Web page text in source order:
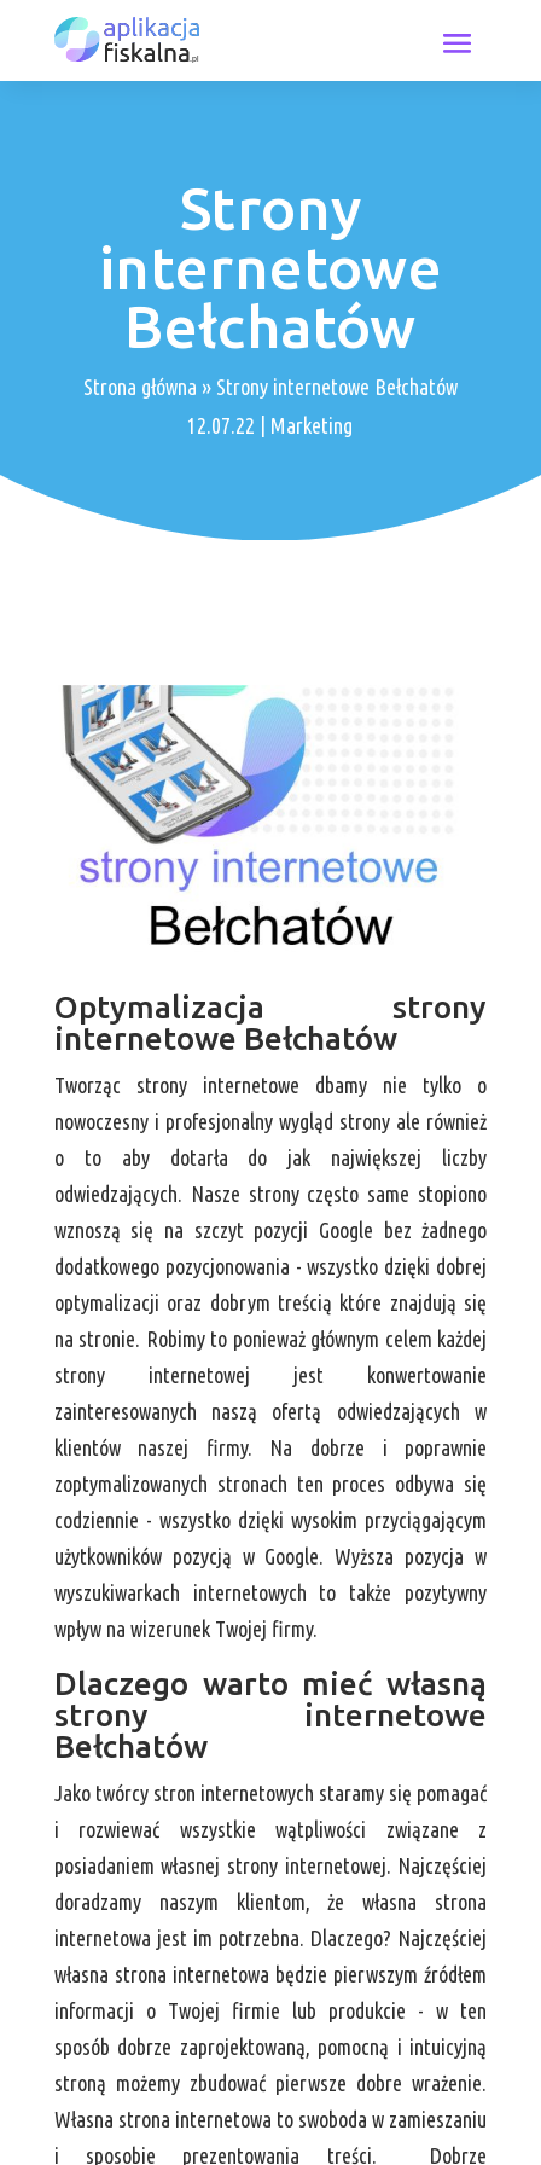
Strony
internetowe
Bełchatów
Strona główna » Strony internetowe Bełchatów
12.07.22
Marketing
Optymalizacja strony
internetowe Bełchatów
Tworząc strony internetowe dbamy nie tylko o
nowoczesny i profesjonalny wygląd strony ale również
o to aby dotarła do jak największej liczby
odwiedzających. Nasze strony często same stopiono
wznoszą się na szczyt pozycji Google bez żadnego
dodatkowego pozycjonowania - wszystko dzięki dobrej
optymalizacji oraz dobrym treścią które znajdują się
na stronie. Robimy to ponieważ głównym celem każdej
strony internetowej jest konwertowanie
zainteresowanych naszą ofertą odwiedzających w
klientów naszej firmy. Na dobrze i poprawnie
zoptymalizowanych stronach ten proces odbywa się
codziennie - wszystko dzięki wysokim przyciągającym
użytkowników pozycją w Google. Wyższa pozycja w
wyszukiwarkach internetowych to także pozytywny
wpływ na wizerunek Twojej firmy.
Dlaczego warto mieć własną
strony internetowe
Bełchatów
Jako twórcy stron internetowych staramy się pomagać
i rozwiewać wszystkie wątpliwości związane z
posiadaniem własnej strony internetowej. Najczęściej
doradzamy naszym klientom, że własna strona
internetowa jest im potrzebna. Dlaczego? Najczęściej
własna strona internetowa będzie pierwszym źródłem
informacji o Twojej firmie lub produkcie - w ten
sposób dobrze zaprojektowaną, pomocną i intuicyjną
stroną możemy zbudować pierwsze dobre wrażenie.
Własna strona internetowa to swoboda w zamieszaniu
i sposobie prezentowania treści. Dobrze